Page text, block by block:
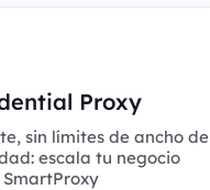
Proxy
sin límites de ancho de
escala tu negocio